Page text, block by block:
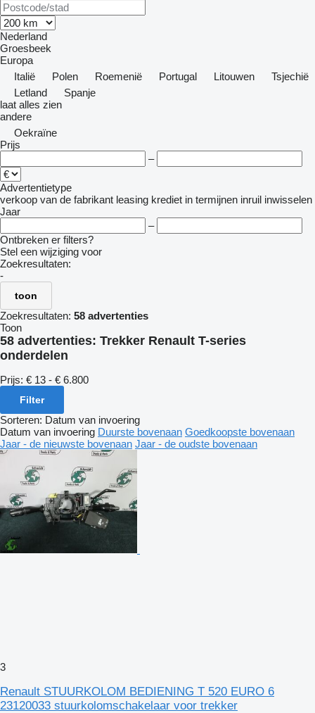
Nederland
Groesbeek
Europa
Italië
Polen Roemenië Portugal Litouwen
Tsjechië
Letland
Spanje
laat alles zien
andere
Oekraïne
Prijs
–
Advertentietype
verkoop van de fabrikant leasing krediet in termijnen inruil inwisselen
Jaar
–
Ontbreken er filters?
Stel een wijziging voor
Zoekresultaten:
-
toon
Zoekresultaten: 58 advertenties
Toon
58 advertenties: Trekker Renault T-series
onderdelen
Prijs: € 13 - € 6.800
Filter
Sorteren: Datum van invoering
Datum van invoering Duurste bovenaan Goedkoopste bovenaan
Jaar - de nieuwste bovenaan Jaar - de oudste bovenaan
3
Renault STUURKOLOM BEDIENING T 520 EURO 6
23120033 stuurkolomschakelaar voor trekker